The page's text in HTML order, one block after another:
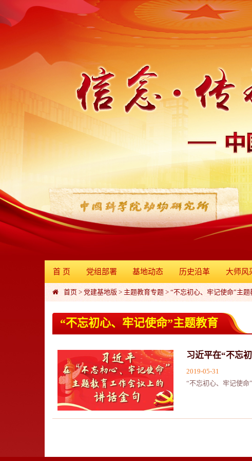
首 页 党组部署 基地动态 历史沿革 大师风
首页 > 党建基地版 > 主题教育专题 > “不忘初心、牢记使命”主题
“不忘初心、牢记使命”主题教育
习近平在“不忘
2019-05-31
“不忘初心、牢记使命